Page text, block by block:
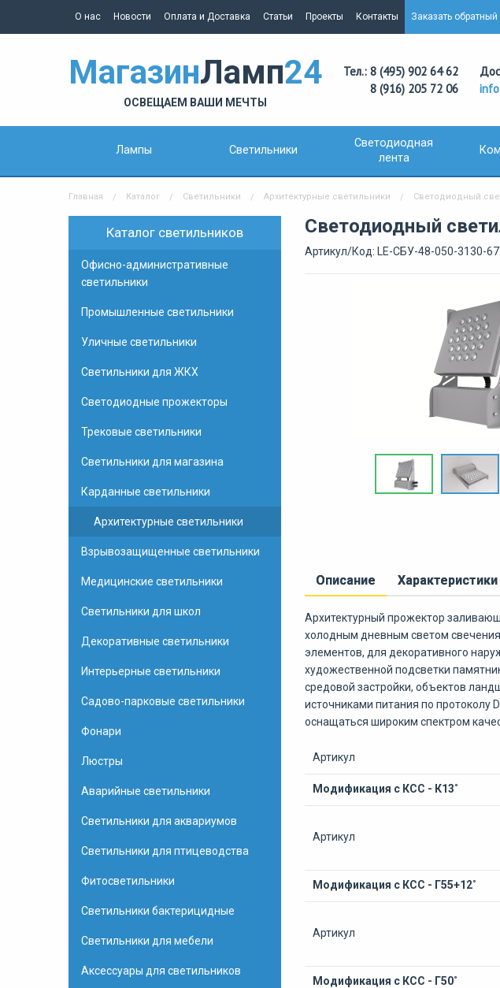
О нас Новости Оплата и Доставка Статьи Проекты Контакты Заказать обратный
МагазинЛамп24
ОСВЕЩАЕМ ВАШИ МЕЧТЫ
Тел.: 8 (495) 902 64 62
8 (916) 205 72 06
Лампы Светильники
Светодиодная
лента
Главная Каталог Светильники Архитектурные светильники Светодиодный
Каталог светильников
Офисно-административные
светильники
Промышленные светильники
Уличные светильники
Светильники для ЖКХ
Светодиодные прожекторы
Трековые светильники
Светильники для магазина
Карданные светильники
Архитектурные светильники
Взрывозащищенные светильники
Медицинские светильники
Светильники для школ
Декоративные светильники
Интерьерные светильники
Садово-парковые светильники
Фонари
Люстры
Аварийные светильники
Светильники для аквариумов
Светильники для птицеводства
Фитосветильники
Светильники бактерицидные
Светильники для мебели
Аксессуары для светильников
Светодиодный
Артикул/Код: LE-СБУ-48-050-3130-
Описание Характеристики
Архитектурный прожектор
холодным дневным светом
элементов, для декоративного
художественной подсветки
средовой застройки, объектов
источниками питания по протоколу
оснащаться широким спектром
Артикул
Модификация с КСС - К13˚
Артикул
Модификация с КСС - Г55+12˚
Артикул
Модификация с КСС - Г50˚